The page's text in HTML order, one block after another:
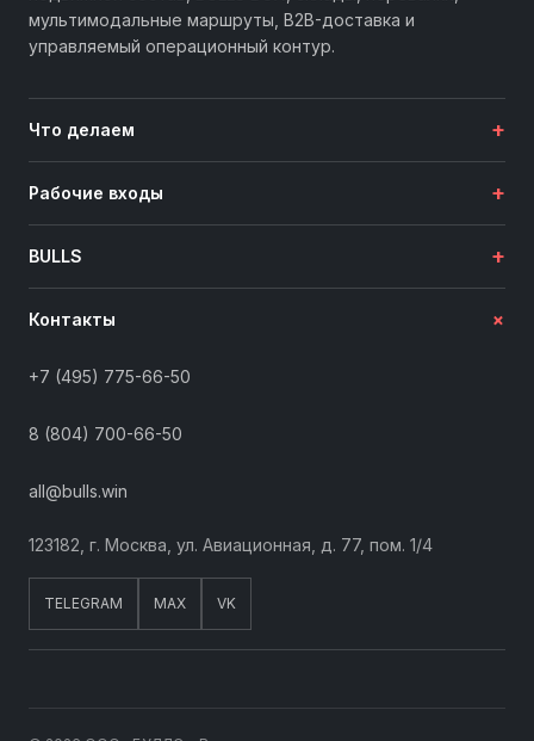
мультимодальные маршруты, B2B-доставка и
управляемый операционный контур.
Что делаем +
Рабочие входы +
BULLS +
Контакты +
+7 (495) 775-66-50
8 (804) 700-66-50
all@bulls.win
123182, г. Москва, ул. Авиационная, д. 77, пом. 1/4
TELEGRAM MAX VK